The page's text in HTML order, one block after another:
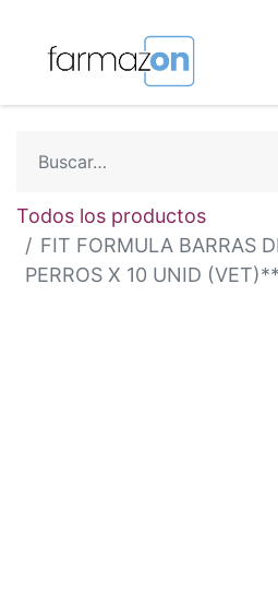
Todos los productos
FIT FORMULA BARRAS
PERROS X 10 UNID